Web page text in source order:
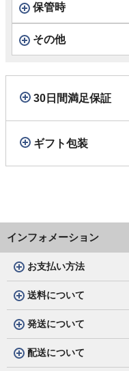
保管時
その他
30日間満足保証
ギフト包装
インフォメーション
お支払い方法
送料について
発送について
配送について